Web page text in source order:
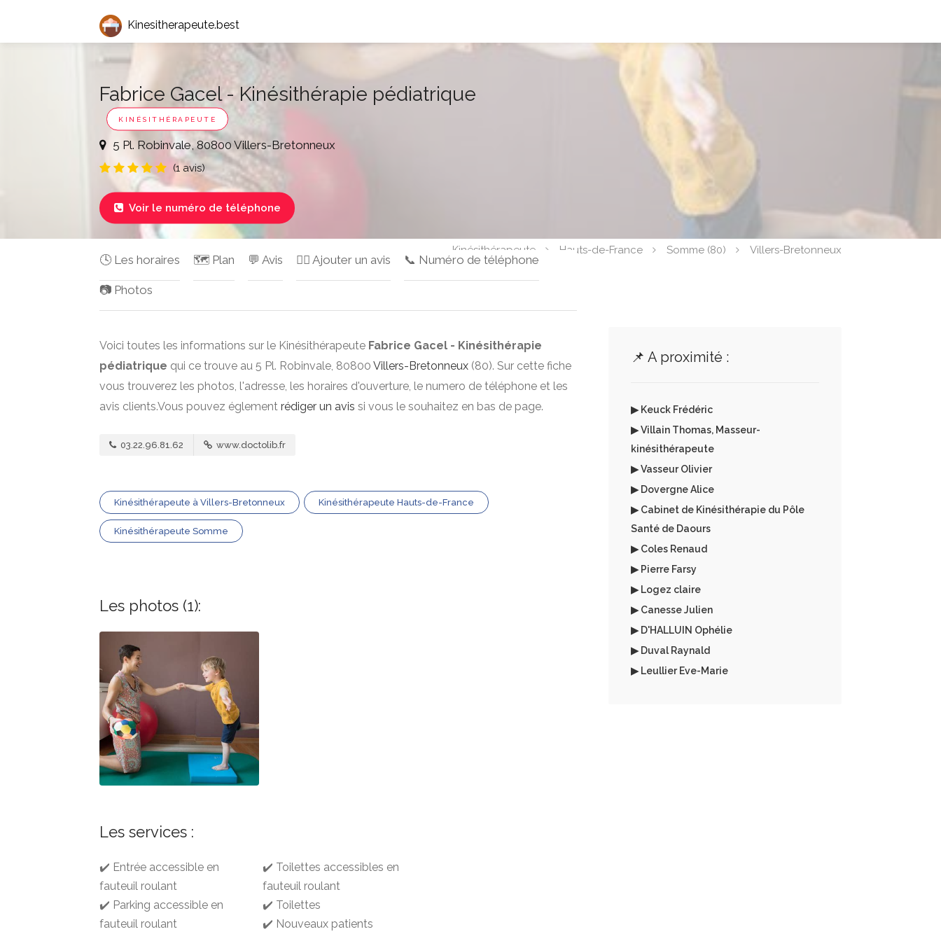
Kinesitherapeute.best
Fabrice Gacel - Kinésithérapie pédiatrique
KINÉSITHÉRAPEUTE
5 Pl. Robinvale, 80800 Villers-Bretonneux
(1 avis)
 Voir le numéro de téléphone
Kinésithérapeute Hauts-de-France Somme (80) Villers-Bretonneux
🕓 Les horaires 🗺️ Plan 💬 Avis ✍🏻 Ajouter un avis 📞 Numéro de téléphone
📷 Photos
Voici toutes les informations sur le Kinésithérapeute Fabrice Gacel - Kinésithérapie
pédiatrique qui ce trouve au 5 Pl. Robinvale, 80800 Villers-Bretonneux (80). Sur cette fiche
vous trouverez les photos, l'adresse, les horaires d'ouverture, le numero de téléphone et les
avis clients.Vous pouvez églement rédiger un avis si vous le souhaitez en bas de page.
03.22.96.81.62 www.doctolib.fr
Kinésithérapeute à Villers-Bretonneux Kinésithérapeute Hauts-de-France
Kinésithérapeute Somme
Les photos (1):
Les services :
✔️ Entrée accessible en
fauteuil roulant
✔️ Parking accessible en
fauteuil roulant
✔️ Toilettes accessibles en
fauteuil roulant
✔️ Toilettes
✔️ Nouveaux patients
📌 A proximité :
▶ Keuck Frédéric
▶ Villain Thomas, Masseur-
kinésithérapeute
▶ Vasseur Olivier
▶ Dovergne Alice
▶ Cabinet de Kinésithérapie du Pôle
Santé de Daours
▶ Coles Renaud
▶ Pierre Farsy
▶ Logez claire
▶ Canesse Julien
▶ D'HALLUIN Ophélie
▶ Duval Raynald
▶ Leullier Eve-Marie